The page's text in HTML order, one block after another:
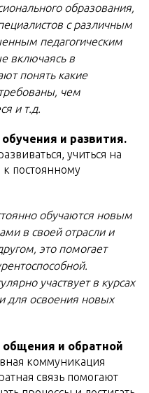
образования,
с различным
педагогическим
включаясь в
понять какие
чем
и т.д.
и развития.
учиться на
постоянному
обучаются новым
в своей отрасли и
это помогает
участвует в курсах
для освоения новых
и обратной
коммуникация
связь помогают